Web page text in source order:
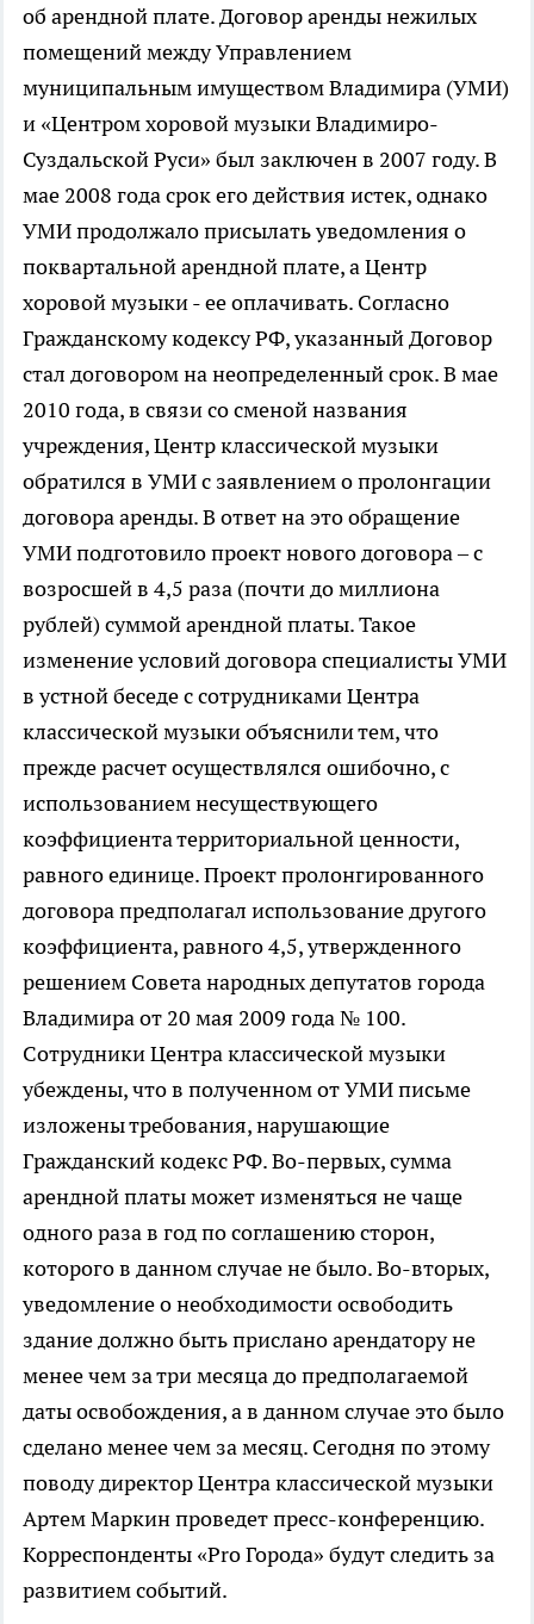
об арендной плате. Договор аренды нежилых
помещений между Управлением
муниципальным имуществом Владимира (УМИ)
и «Центром хоровой музыки Владимиро-
Суздальской Руси» был заключен в 2007 году. В
мае 2008 года срок его действия истек, однако
УМИ продолжало присылать уведомления о
поквартальной арендной плате, а Центр
хоровой музыки - ее оплачивать. Согласно
Гражданскому кодексу РФ, указанный Договор
стал договором на неопределенный срок. В мае
2010 года, в связи со сменой названия
учреждения, Центр классической музыки
обратился в УМИ с заявлением о пролонгации
договора аренды. В ответ на это обращение
УМИ подготовило проект нового договора – с
возросшей в 4,5 раза (почти до миллиона
рублей) суммой арендной платы. Такое
изменение условий договора специалисты УМИ
в устной беседе с сотрудниками Центра
классической музыки объяснили тем, что
прежде расчет осуществлялся ошибочно, с
использованием несуществующего
коэффициента территориальной ценности,
равного единице. Проект пролонгированного
договора предполагал использование другого
коэффициента, равного 4,5, утвержденного
решением Совета народных депутатов города
Владимира от 20 мая 2009 года № 100.
Сотрудники Центра классической музыки
убеждены, что в полученном от УМИ письме
изложены требования, нарушающие
Гражданский кодекс РФ. Во-первых, сумма
арендной платы может изменяться не чаще
одного раза в год по соглашению сторон,
которого в данном случае не было. Во-вторых,
уведомление о необходимости освободить
здание должно быть прислано арендатору не
менее чем за три месяца до предполагаемой
даты освобождения, а в данном случае это было
сделано менее чем за месяц. Сегодня по этому
поводу директор Центра классической музыки
Артем Маркин проведет пресс-конференцию.
Корреспонденты «Pro Города» будут следить за
развитием событий.